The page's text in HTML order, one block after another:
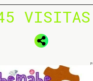
VISITAS